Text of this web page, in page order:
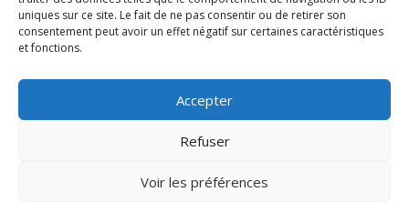
uniques sur ce site. Le fait de ne pas consentir ou de retirer son
consentement peut avoir un effet négatif sur certaines caractéristiques
et fonctions.
Accepter
Refuser
Voir les préférences
© 2026 M Development–Mentions légales